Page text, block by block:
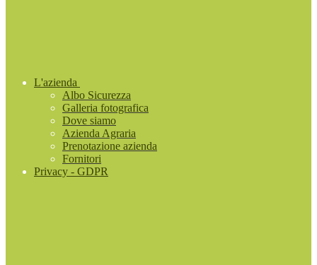
L'azienda
Albo Sicurezza
Galleria fotografica
Dove siamo
Azienda Agraria
Prenotazione azienda
Fornitori
Privacy - GDPR